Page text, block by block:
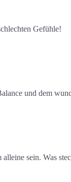
Gefühle!
und dem
sein. Was